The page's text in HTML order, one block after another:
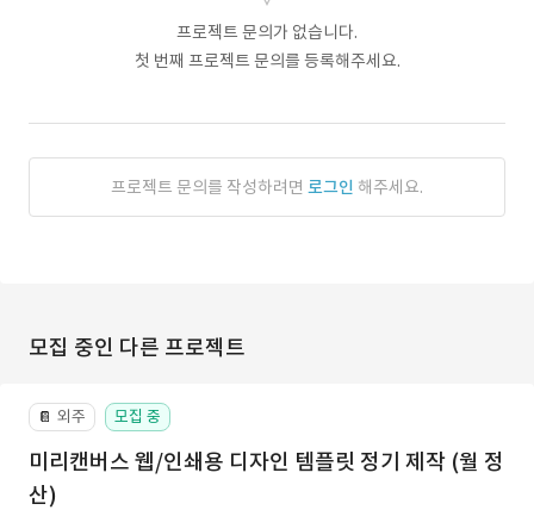
프로젝트 문의가 없습니다.
첫 번째 프로젝트 문의를 등록해주세요.
프로젝트 문의를 작성하려면 로그인 해주세요.
모집 중인 다른 프로젝트
📔 외주 모집 중
미리캔버스 웹/인쇄용 디자인 템플릿 정기 제작 (월 정
산)